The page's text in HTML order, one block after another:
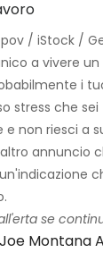
/ iStock /
a vivere
i
stress che
e non riesci a
annuncio
se
Montana